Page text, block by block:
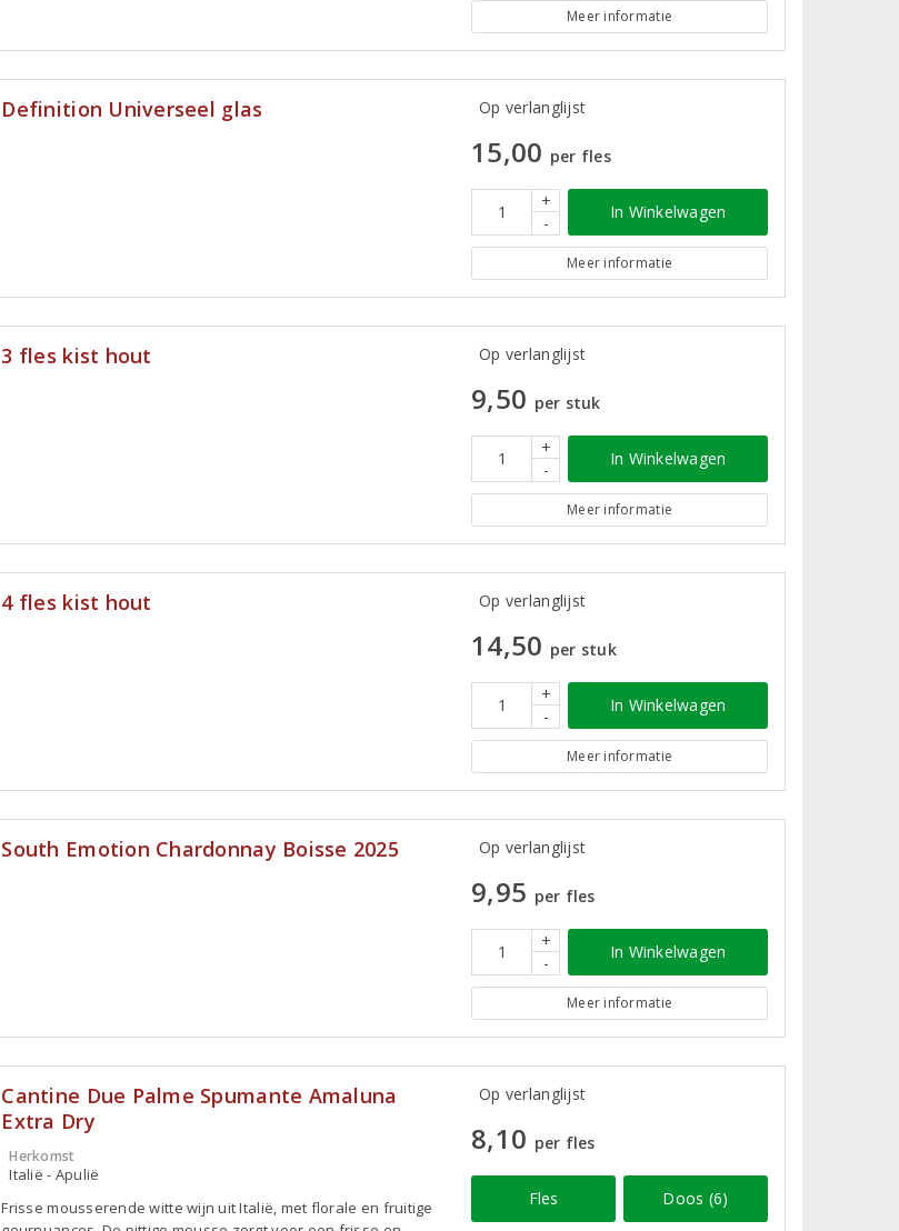
Meer informatie
Definition Universeel glas Op verlanglijst
15,00 per fles
+
-
In Winkelwagen
Meer informatie
3 fles kist hout Op verlanglijst
9,50 per stuk
+
-
In Winkelwagen
Meer informatie
4 fles kist hout Op verlanglijst
14,50 per stuk
+
-
In Winkelwagen
Meer informatie
South Emotion Chardonnay Boisse 2025 Op verlanglijst
9,95 per fles
+
-
In Winkelwagen
Meer informatie
Cantine Due Palme Spumante Amaluna
Extra Dry
Herkomst
Italië - Apulië
Frisse mousserende witte wijn uit Italië, met florale en fruitige
Op verlanglijst
8,10 per fles
Fles Doos (6)